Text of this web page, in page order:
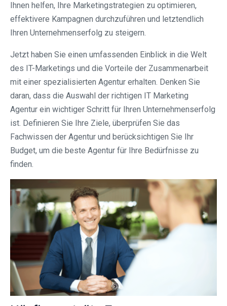
Ihnen helfen, Ihre Marketingstrategien zu optimieren,
effektivere Kampagnen durchzuführen und letztendlich
Ihren Unternehmenserfolg zu steigern.
Jetzt haben Sie einen umfassenden Einblick in die Welt
des IT-Marketings und die Vorteile der Zusammenarbeit
mit einer spezialisierten Agentur erhalten. Denken Sie
daran, dass die Auswahl der richtigen IT Marketing
Agentur ein wichtiger Schritt für Ihren Unternehmenserfolg
ist. Definieren Sie Ihre Ziele, überprüfen Sie das
Fachwissen der Agentur und berücksichtigen Sie Ihr
Budget, um die beste Agentur für Ihre Bedürfnisse zu
finden.